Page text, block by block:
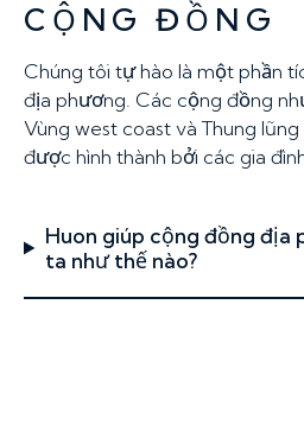
CỘNG ĐỒNG
Chúng tôi tự hào là một phần
địa phương. Các cộng đồng
Vùng west coast và Thung
được hình thành bởi các gia
Huon giúp cộng đồng địa
ta như thế nào?